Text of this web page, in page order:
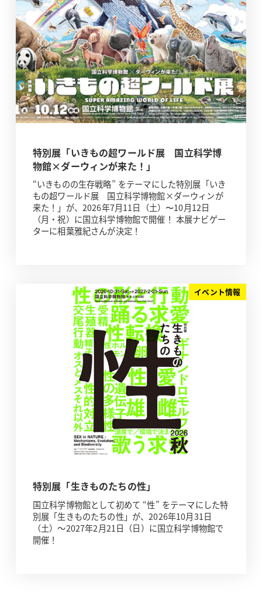
特別展「いきもの超ワールド展 国立科学博
物館×ダーウィンが来た！」
“いきものの生存戦略” をテーマにした特別展「いき
もの超ワールド展 国立科学博物館×ダーウィンが
来た！」が、2026年7月11日（土）〜10月12日
（月・祝）に国立科学博物館で開催！ 本展ナビゲー
ターに相葉雅紀さんが決定！
イベント情報
特別展「生きものたちの性」
国立科学博物館として初めて “性” をテーマにした特
別展「生きものたちの性」が、2026年10月31日
（土）～2027年2月21日（日）に国立科学博物館で
開催！